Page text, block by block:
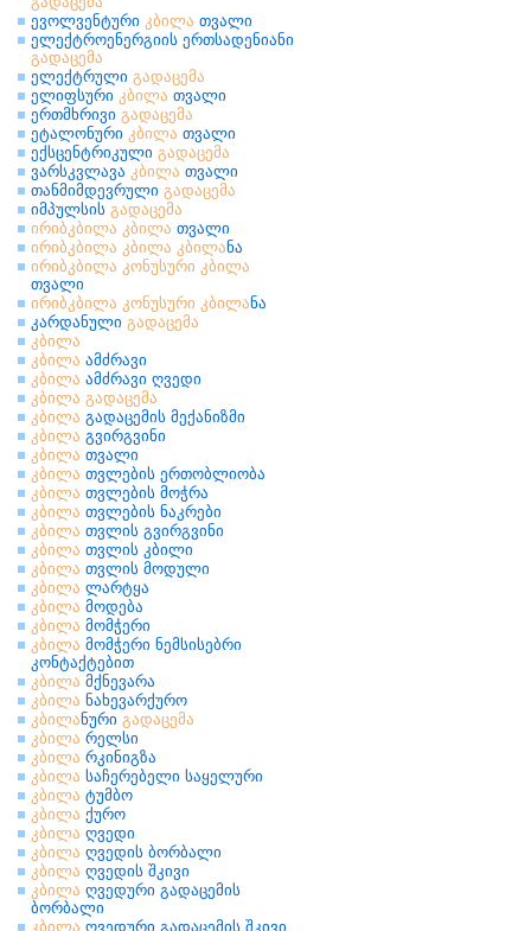
ევოლვენტური კბილა თვალი
ელექტროენერგიის ერთსადენიანი
გადაცემა
ელექტრული გადაცემა
ელიფსური კბილა თვალი
ერთმხრივი გადაცემა
ეტალონური კბილა თვალი
ექსცენტრიკული გადაცემა
ვარსკვლავა კბილა თვალი
თანმიმდევრული გადაცემა
იმპულსის გადაცემა
ირიბკბილა კბილა თვალი
ირიბკბილა კბილა კბილანა
ირიბკბილა კონუსური კბილა
თვალი
ირიბკბილა კონუსური კბილანა
კარდანული გადაცემა
კბილა
კბილა ამძრავი
კბილა ამძრავი ღვედი
კბილა გადაცემა
კბილა გადაცემის მექანიზმი
კბილა გვირგვინი
კბილა თვალი
კბილა თვლების ერთობლიობა
კბილა თვლების მოჭრა
კბილა თვლების ნაკრები
კბილა თვლის გვირგვინი
კბილა თვლის კბილი
კბილა თვლის მოდული
კბილა ლარტყა
კბილა მოდება
კბილა მომჭერი
კბილა მომჭერი ნემსისებრი
კონტაქტებით
კბილა მქნევარა
კბილა ნახევარქურო
კბილანური გადაცემა
კბილა რელსი
კბილა რკინიგზა
კბილა საჩერებელი საყელური
კბილა ტუმბო
კბილა ქურო
კბილა ღვედი
კბილა ღვედის ბორბალი
კბილა ღვედის შკივი
კბილა ღვედური გადაცემის
ბორბალი
კბილა ღვედური გადაცემის შკივი